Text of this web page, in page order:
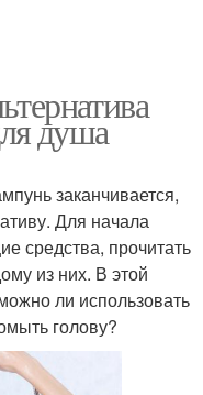
душа
заканчивается,
Для начала
средства, прочитать
из них. В этой
ли использовать
голову?